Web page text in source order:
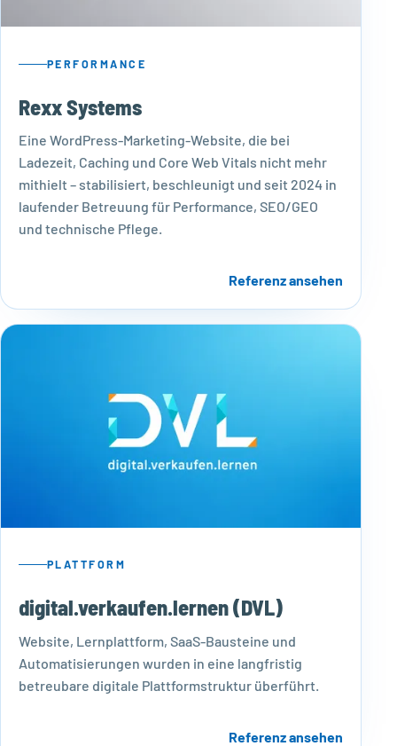
PERFORMANCE
Rexx Systems
Eine WordPress-Marketing-Website, die bei
Ladezeit, Caching und Core Web Vitals nicht mehr
mithielt – stabilisiert, beschleunigt und seit 2024 in
laufender Betreuung für Performance, SEO/GEO
und technische Pflege.
Referenz ansehen
PLATTFORM
digital.verkaufen.lernen (DVL)
Website, Lernplattform, SaaS-Bausteine und
Automatisierungen wurden in eine langfristig
betreubare digitale Plattformstruktur überführt.
Referenz ansehen